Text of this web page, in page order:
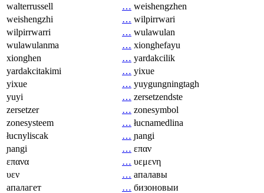
walterrussell
… weishengzhen
weishengzhi
… wilpirrwari
wilpirrwarri
… wulawulan
wulawulanma
… xionghefayu
xionghen
… yardakcilik
yardakcitakimi
… yixue
yixue
… yuygungningtagh
yuyi
… zersetzendste
zersetzer
… zonesymbol
zonesysteem
… łucnamedlina
łucnyliscak
… ɲangi
ɲangi
… επαν
επανα
… υεμενη
υεν
… апалавы
апалагет
… бизоновыи